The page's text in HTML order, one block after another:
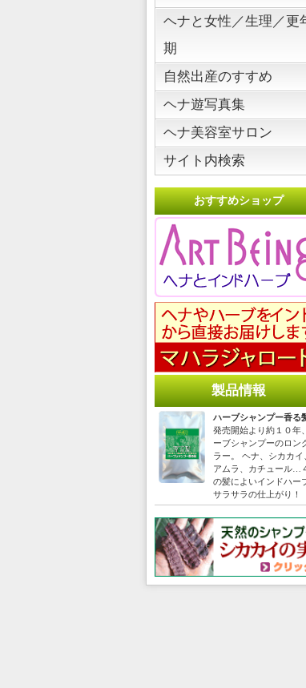
ヘナと女性／生理／更
期
自然出産のすすめ
ヘナ遊写真集
ヘナ美容室サロン
サイト内検索
おすすめショップ
製品情報
ハーブシャンプー香る
発売開始より約１０年
ーブシャンプーのロン
ラー。 ヘナ、シカカイ
アムラ、カチュール…
の髪によいインドハー
サラサラの仕上がり！